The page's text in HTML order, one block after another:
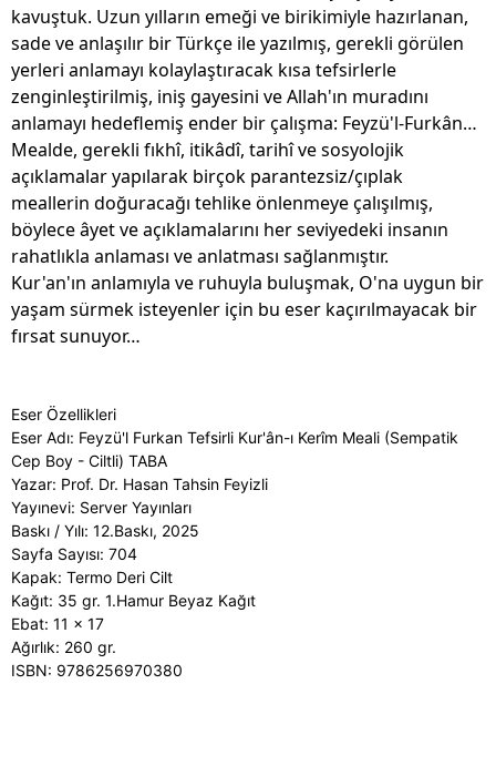
kavuştuk. Uzun yılların emeği ve birikimiyle hazırlanan,
sade ve anlaşılır bir Türkçe ile yazılmış, gerekli görülen
yerleri anlamayı kolaylaştıracak kısa tefsirlerle
zenginleştirilmiş, iniş gayesini ve Allah'ın muradını
anlamayı hedeflemiş ender bir çalışma: Feyzü'l-Furkân…
Mealde, gerekli fıkhî, itikâdî, tarihî ve sosyolojik
açıklamalar yapılarak birçok parantezsiz/çıplak
meallerin doğuracağı tehlike önlenmeye çalışılmış,
böylece âyet ve açıklamalarını her seviyedeki insanın
rahatlıkla anlaması ve anlatması sağlanmıştır.
Kur'an'ın anlamıyla ve ruhuyla buluşmak, O'na uygun bir
yaşam sürmek isteyenler için bu eser kaçırılmayacak bir
fırsat sunuyor…
Eser Özellikleri
Eser Adı: Feyzü'l Furkan Tefsirli Kur'ân-ı Kerîm Meali (Sempatik
Cep Boy - Ciltli) TABA
Yazar: Prof. Dr. Hasan Tahsin Feyizli
Yayınevi: Server Yayınları
Baskı / Yılı: 12.Baskı, 2025
Sayfa Sayısı: 704
Kapak: Termo Deri Cilt
Kağıt: 35 gr. 1.Hamur Beyaz Kağıt
Ebat: 11 x 17
Ağırlık: 260 gr.
ISBN: 9786256970380